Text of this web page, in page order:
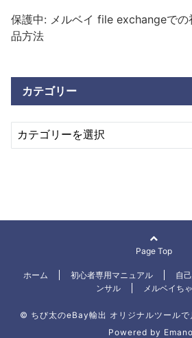
保護中: メルベイ file exchangeでの
品方法
カテゴリー
Page Top
ホーム 初心者専用マニュアル 自
ンサル
メルベイち
© ちび太のeBay輸出 オリジナルツールで
Powered by